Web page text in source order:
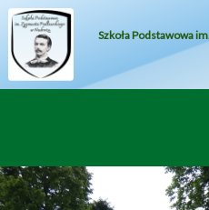
Szkoła Podstawowa